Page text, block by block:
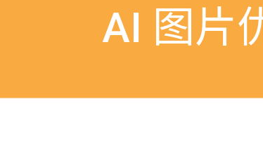
AI 图片